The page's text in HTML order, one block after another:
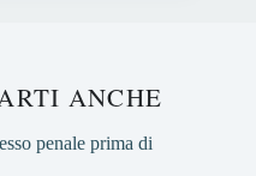
ANCHE
penale prima di